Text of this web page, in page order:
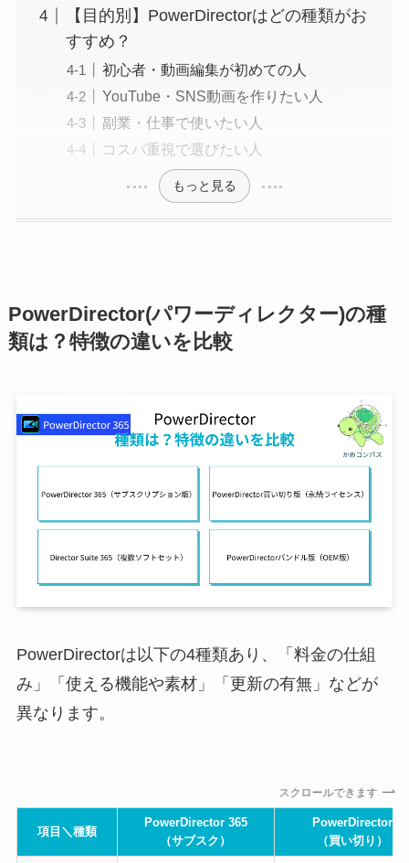
【目的別】PowerDirectorはどの種類がお
すすめ？
初心者・動画編集が初めての人
YouTube・SNS動画を作りたい人
副業・仕事で使いたい人
コスパ重視で選びたい人
もっと見る
PowerDirector(パワーディレクター)の種
類は？特徴の違いを比較
PowerDirectorは以下の4種類あり、「料金の仕組
み」「使える機能や素材」「更新の有無」などが
異なります。
スクロールできます
項目＼種類
PowerDirector 365
（サブスク）
PowerDirector
（買い切り）